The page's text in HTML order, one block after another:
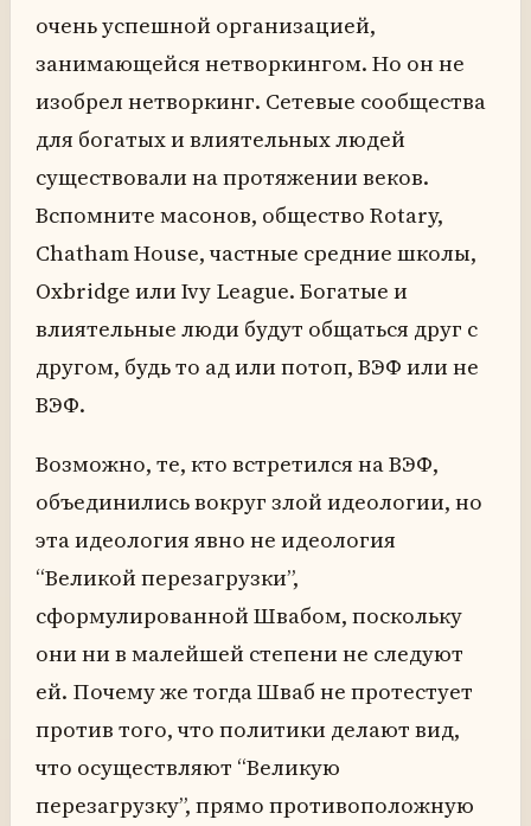
очень успешной организацией,
занимающейся нетворкингом. Но он не
изобрел нетворкинг. Сетевые сообщества
для богатых и влиятельных людей
существовали на протяжении веков.
Вспомните масонов, общество Rotary,
Chatham House, частные средние школы,
Oxbridge или Ivy League. Богатые и
влиятельные люди будут общаться друг с
другом, будь то ад или потоп, ВЭФ или не
ВЭФ.
Возможно, те, кто встретился на ВЭФ,
объединились вокруг злой идеологии, но
эта идеология явно не идеология
“Великой перезагрузки”,
сформулированной Швабом, поскольку
они ни в малейшей степени не следуют
ей. Почему же тогда Шваб не протестует
против того, что политики делают вид,
что осуществляют “Великую
перезагрузку”, прямо противоположную